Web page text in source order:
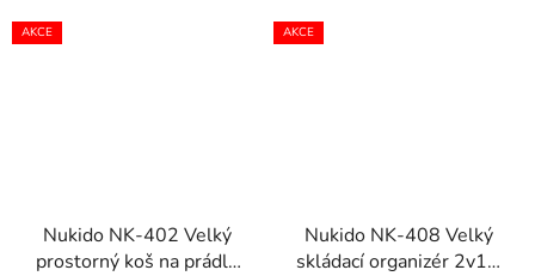
AKCE
Nukido NK-402 Velký
prostorný koš na prádlo
AKCE
Nukido NK-408 Velký
skládací organizér 2v1 -